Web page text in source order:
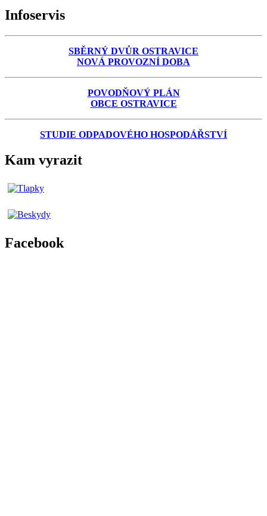
Infoservis
SBĚRNÝ DVŮR OSTRAVICE
NOVÁ PROVOZNÍ DOBA
POVODŇOVÝ PLÁN
OBCE OSTRAVICE
STUDIE ODPADOVÉHO HOSPODÁŘSTVÍ
Kam vyrazit
Facebook